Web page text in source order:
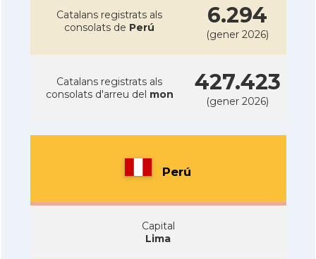
Catalans registrats als
consolats de Perú 6.294
(gener 2026)
Catalans registrats als
consolats d'arreu del mon 427.423
(gener 2026)
Perú
Capital
Lima